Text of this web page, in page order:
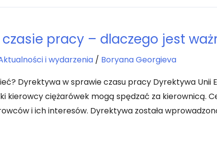
pracy – dlaczego jest
i wydarzenia / Boryana Georgieva
Dyrektywa w sprawie czasu pracy Dyrektywa
kierowcy ciężarówek mogą spędzać za
i ich interesów. Dyrektywa została